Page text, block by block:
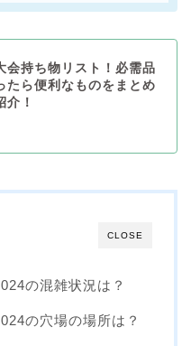
会持ち物リスト！必需品
たら便利なものをまとめ
介！
CLOSE
の混雑状況は？
の穴場の場所は？